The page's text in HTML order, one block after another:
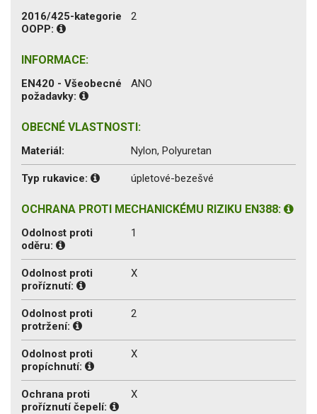
2016/425-kategorie
OOPP:
2
INFORMACE:
EN420 - Všeobecné
požadavky:
ANO
OBECNÉ VLASTNOSTI:
Materiál: Nylon, Polyuretan
Typ rukavice: úpletové-bezešvé
OCHRANA PROTI MECHANICKÉMU RIZIKU EN388:
Odolnost proti
oděru:
1
Odolnost proti
proříznutí:
X
Odolnost proti
protržení:
2
Odolnost proti
propíchnutí:
X
Ochrana proti
proříznutí čepelí:
X